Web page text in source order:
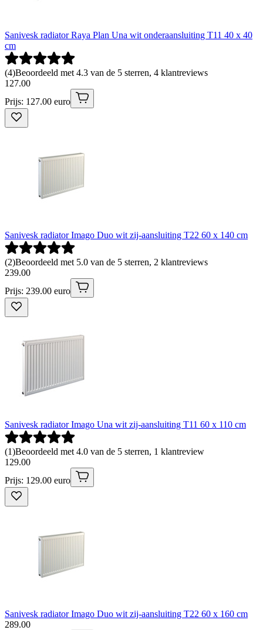
Sanivesk radiator Raya Plan Una wit onderaansluiting T11 40 x 40
cm
(4)Beoordeeld met 4.3 van de 5 sterren, 4 klantreviews
127.00
Prijs: 127.00 euro
Sanivesk radiator Imago Duo wit zij-aansluiting T22 60 x 140 cm
(2)Beoordeeld met 5.0 van de 5 sterren, 2 klantreviews
239.00
Prijs: 239.00 euro
Sanivesk radiator Imago Una wit zij-aansluiting T11 60 x 110 cm
(1)Beoordeeld met 4.0 van de 5 sterren, 1 klantreview
129.00
Prijs: 129.00 euro
Sanivesk radiator Imago Duo wit zij-aansluiting T22 60 x 160 cm
289.00